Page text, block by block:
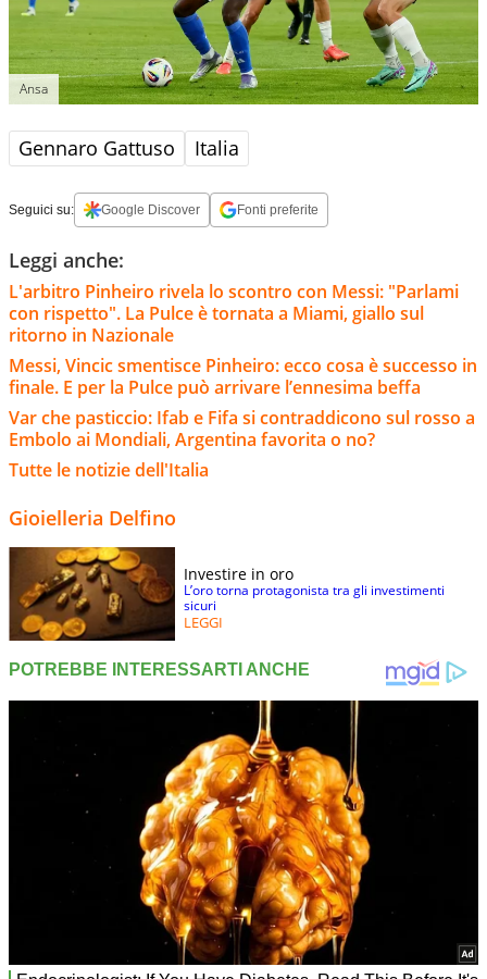
Ansa
Gennaro Gattuso Italia
Seguici su: Google Discover Fonti preferite
Leggi anche:
L'arbitro Pinheiro rivela lo scontro con Messi: "Parlami
con rispetto". La Pulce è tornata a Miami, giallo sul
ritorno in Nazionale
Messi, Vincic smentisce Pinheiro: ecco cosa è successo in
finale. E per la Pulce può arrivare l’ennesima beffa
Var che pasticcio: Ifab e Fifa si contraddicono sul rosso a
Embolo ai Mondiali, Argentina favorita o no?
Tutte le notizie dell'Italia
Gioielleria Delfino
Investire in oro
L’oro torna protagonista tra gli investimenti
sicuri
LEGGI